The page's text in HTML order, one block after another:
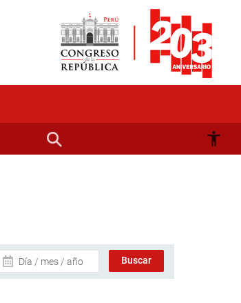
Día / mes / año